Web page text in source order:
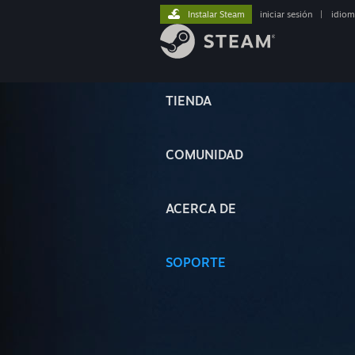
TIENDA
COMUNIDAD
ACERCA DE
SOPORTE
Instalar Steam iniciar sesión